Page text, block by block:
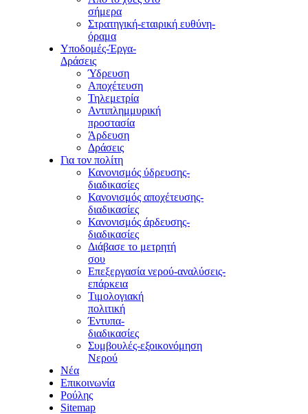
σήμερα
Στρατηγική-εταιρική ευθύνη-
όραμα
Υποδομές-Έργα-
Δράσεις
Ύδρευση
Αποχέτευση
Τηλεμετρία
Αντιπλημμυρική
προστασία
Άρδευση
Δράσεις
Για τον πολίτη
Κανονισμός ύδρευσης-
διαδικασίες
Κανονισμός αποχέτευσης-
διαδικασίες
Κανονισμός άρδευσης-
διαδικασίες
Διάβασε το μετρητή
σου
Επεξεργασία νερού-αναλύσεις-
επάρκεια
Τιμολογιακή
πολιτική
Έντυπα-
διαδικασίες
Συμβουλές-εξοικονόμηση
Νερού
Νέα
Επικοινωνία
Ρούλης
Sitemap